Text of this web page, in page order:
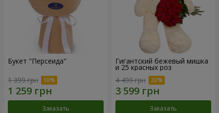
Букет "Персеида"
1 399 грн
Заказать
Гигантский бежевый мишка
и 25 красных роз
4 499 грн
Заказать